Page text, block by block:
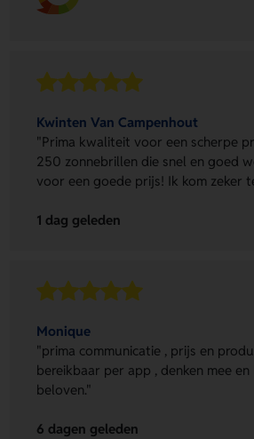
Kwinten Van Campenhout
"Prima kwaliteit voor een scherpe
250 zonnebrillen die snel en goed
voor een goede prijs! Ik kom zeker
1 dag geleden
Monique
"prima communicatie , prijs en
bereikbaar per app , denken mee
beloven."
6 dagen geleden